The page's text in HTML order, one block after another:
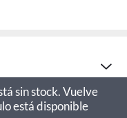
sin stock. Vuelve
está disponible